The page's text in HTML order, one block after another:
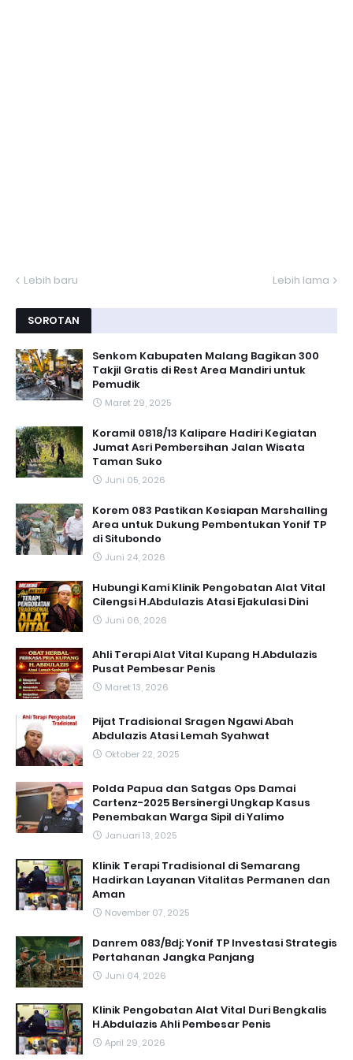
Lebih baru Lebih lama
SOROTAN
Senkom Kabupaten Malang Bagikan 300
Takjil Gratis di Rest Area Mandiri untuk
Pemudik
Maret 29, 2025
Koramil 0818/13 Kalipare Hadiri Kegiatan
Jumat Asri Pembersihan Jalan Wisata
Taman Suko
Juni 05, 2026
Korem 083 Pastikan Kesiapan Marshalling
Area untuk Dukung Pembentukan Yonif TP
di Situbondo
Juni 24, 2026
Hubungi Kami Klinik Pengobatan Alat Vital
Cilengsi H.Abdulazis Atasi Ejakulasi Dini
Juni 06, 2026
Ahli Terapi Alat Vital Kupang H.Abdulazis
Pusat Pembesar Penis
Maret 13, 2026
Pijat Tradisional Sragen Ngawi Abah
Abdulazis Atasi Lemah Syahwat
Oktober 22, 2025
Polda Papua dan Satgas Ops Damai
Cartenz-2025 Bersinergi Ungkap Kasus
Penembakan Warga Sipil di Yalimo
Januari 13, 2025
Klinik Terapi Tradisional di Semarang
Hadirkan Layanan Vitalitas Permanen dan
Aman
November 07, 2025
Danrem 083/Bdj: Yonif TP Investasi Strategis
Pertahanan Jangka Panjang
Juni 04, 2026
Klinik Pengobatan Alat Vital Duri Bengkalis
H.Abdulazis Ahli Pembesar Penis
April 29, 2026